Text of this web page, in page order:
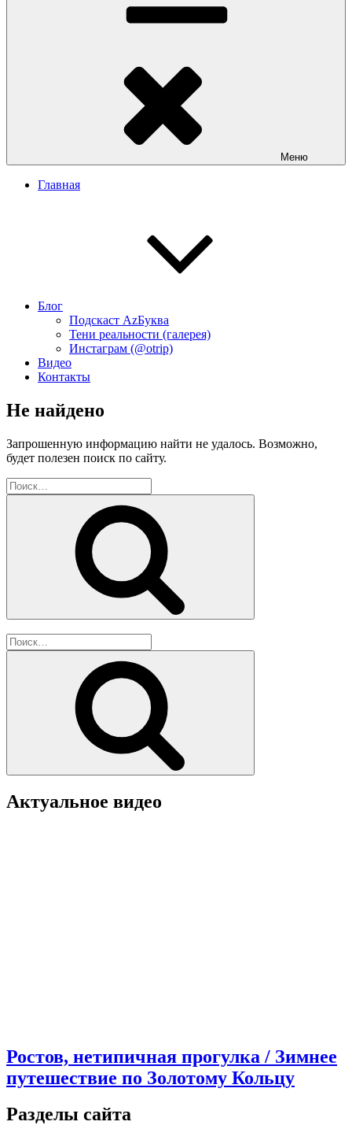
Меню
Главная
Блог
Подскаст АzБуква
Тени реальности (галерея)
Инстаграм (@otrip)
Видео
Контакты
Не найдено
Запрошенную информацию найти не удалось. Возможно,
будет полезен поиск по сайту.
Искать:
Искать:
Актуальное видео
Ростов, нетипичная прогулка / Зимнее
путешествие по Золотому Кольцу
Разделы сайта